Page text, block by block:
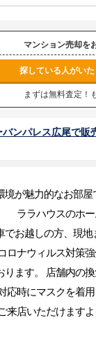
マンション売却を
探している人がいた
まずは無料査定！
バンパレス広尾で販
が魅力的なお部
ララハウスのホ
お越しの方、現
ロナウィルス対
ます。 店舗内の
時にマスクを着
店いただけます